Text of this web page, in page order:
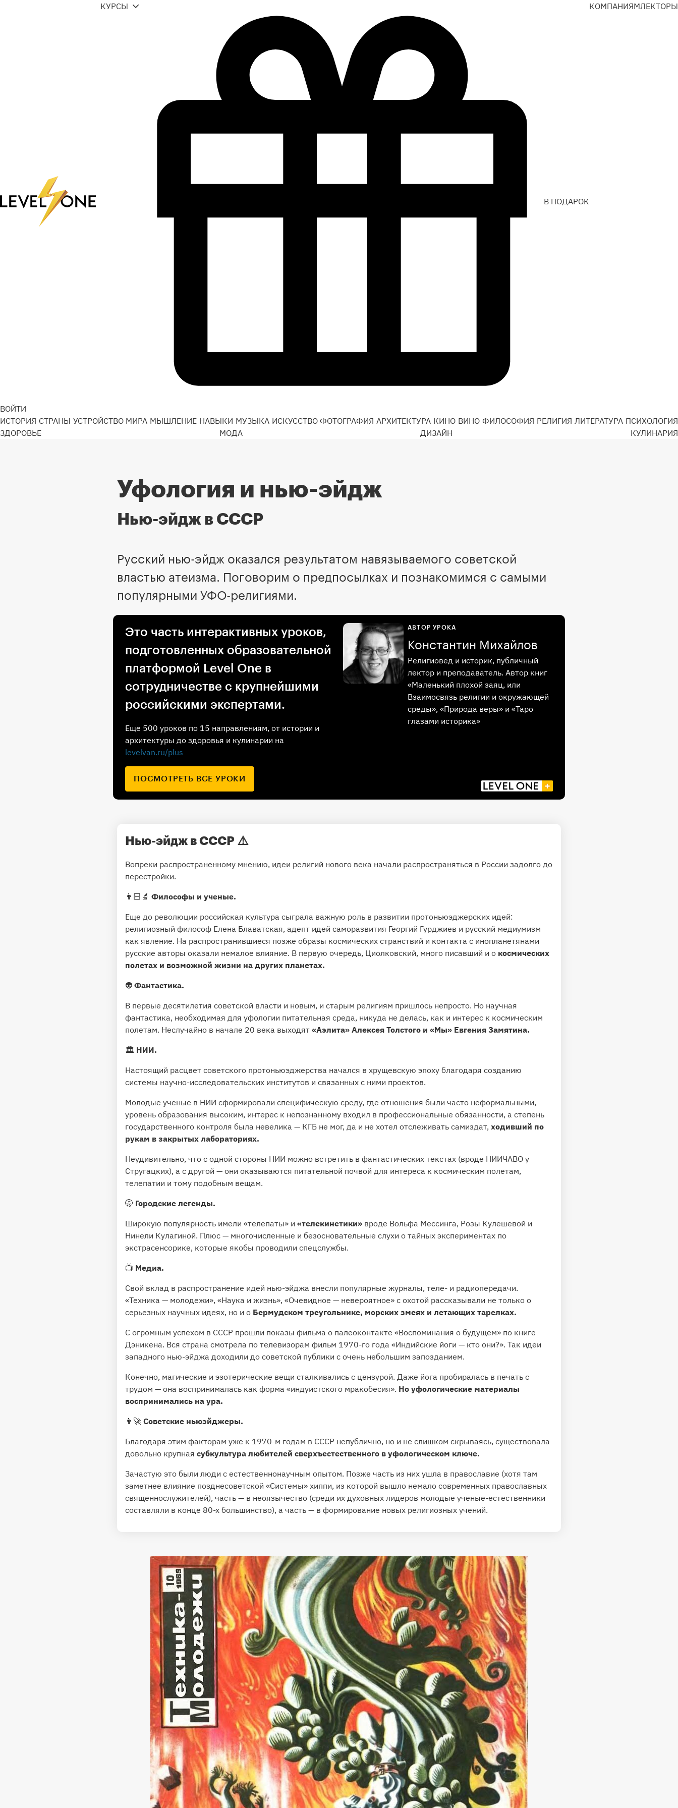
ВОЙТИ
КУРСЫ
В ПОДАРОК
КОМПАНИЯМЛЕКТОРЫ
ИСТОРИЯ СТРАНЫ УСТРОЙСТВО МИРА МЫШЛЕНИЕ НАВЫКИ МУЗЫКА ИСКУССТВО ФОТОГРАФИЯ АРХИТЕКТУРА КИНО ВИНО ФИЛОСОФИЯ РЕЛИГИЯ ЛИТЕРАТУРА ПСИХОЛОГИЯ
ЗДОРОВЬЕ
МОДА ДИЗАЙН КУЛИНАРИЯ
Уфология и нью-эйдж
Нью-эйдж в СССР
Русский нью-эйдж оказался результатом навязываемого советской
властью атеизма. Поговорим о предпосылках и познакомимся с самыми
популярными УФО-религиями.
Это часть интерактивных уроков,
подготовленных образовательной
платформой Level One в
сотрудничестве с крупнейшими
российскими экспертами.
Еще 500 уроков по 15 направлениям, от истории и
архитектуры до здоровья и кулинарии на
levelvan.ru/plus
ПОСМОТРЕТЬ ВСЕ УРОКИ
АВТОР УРОКА
Константин Михайлов
Религиовед и историк, публичный
лектор и преподаватель. Автор книг
«Маленький плохой заяц, или
Взаимосвязь религии и окружающей
среды», «Природа веры» и «Таро
глазами историка»
Нью-эйдж в СССР ⚠️
Вопреки распространенному мнению, идеи религий нового века начали распространяться в России задолго до
перестройки.
👨🏻‍🔬 Философы и ученые.
Еще до революции российская культура сыграла важную роль в развитии протоньюэджерских идей:
религиозный философ Елена Блаватская, адепт идей саморазвития Георгий Гурджиев и русский медиумизм
как явление. На распространившиеся позже образы космических странствий и контакта с инопланетянами
русские авторы оказали немалое влияние. В первую очередь, Циолковский, много писавший и о космических
полетах и возможной жизни на других планетах.
👽 Фантастика.
В первые десятилетия советской власти и новым, и старым религиям пришлось непросто. Но научная
фантастика, необходимая для уфологии питательная среда, никуда не делась, как и интерес к космическим
полетам. Неслучайно в начале 20 века выходят «Аэлита» Алексея Толстого и «Мы» Евгения Замятина.
🏛 НИИ.
Настоящий расцвет советского протоньюэджерства начался в хрущевскую эпоху благодаря созданию
системы научно-исследовательских институтов и связанных с ними проектов.
Молодые ученые в НИИ сформировали специфическую среду, где отношения были часто неформальными,
уровень образования высоким, интерес к непознанному входил в профессиональные обязанности, а степень
государственного контроля была невелика — КГБ не мог, да и не хотел отслеживать самиздат, ходивший по
рукам в закрытых лабораториях.
Неудивительно, что с одной стороны НИИ можно встретить в фантастических текстах (вроде НИИЧАВО у
Стругацких), а с другой — они оказываются питательной почвой для интереса к космическим полетам,
телепатии и тому подобным вещам.
🤫 Городские легенды.
Широкую популярность имели «телепаты» и «телекинетики» вроде Вольфа Мессинга, Розы Кулешевой и
Нинели Кулагиной. Плюс — многочисленные и безосновательные слухи о тайных экспериментах по
экстрасенсорике, которые якобы проводили спецслужбы.
📺 Медиа.
Свой вклад в распространение идей нью-эйджа внесли популярные журналы, теле- и радиопередачи.
«Техника — молодежи», «Наука и жизнь», «Очевидное — невероятное» с охотой рассказывали не только о
серьезных научных идеях, но и о Бермудском треугольнике, морских змеях и летающих тарелках.
С огромным успехом в СССР прошли показы фильма о палеоконтакте «Воспоминания о будущем» по книге
Дэникена. Вся страна смотрела по телевизорам фильм 1970-го года «Индийские йоги — кто они?». Так идеи
западного нью-эйджа доходили до советской публики с очень небольшим запозданием.
Конечно, магические и эзотерические вещи сталкивались с цензурой. Даже йога пробиралась в печать с
трудом — она воспринималась как форма «индуистского мракобесия». Но уфологические материалы
воспринимались на ура.
👨‍🚀 Советские ньюэйджеры.
Благодаря этим факторам уже к 1970-м годам в СССР непублично, но и не слишком скрываясь, существовала
довольно крупная субкультура любителей сверхъестественного в уфологическом ключе.
Зачастую это были люди с естественнонаучным опытом. Позже часть из них ушла в православие (хотя там
заметнее влияние позднесоветской «Системы» хиппи, из которой вышло немало современных православных
священнослужителей), часть — в неоязычество (среди их духовных лидеров молодые ученые-естественники
составляли в конце 80-х большинство), а часть — в формирование новых религиозных учений.